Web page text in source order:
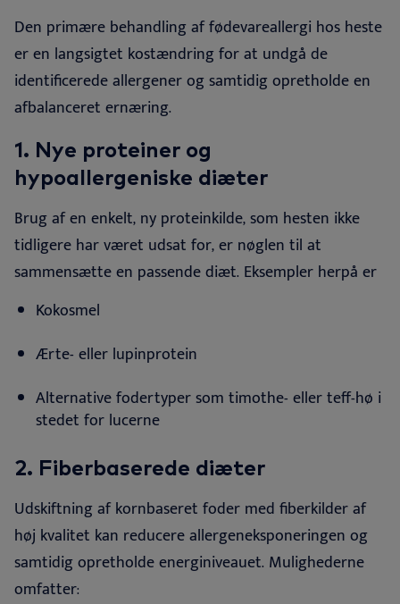
Den primære behandling af fødevareallergi hos heste
er en langsigtet kostændring for at undgå de
identificerede allergener og samtidig opretholde en
afbalanceret ernæring.
1. Nye proteiner og
hypoallergeniske diæter
Brug af en enkelt, ny proteinkilde, som hesten ikke
tidligere har været udsat for, er nøglen til at
sammensætte en passende diæt. Eksempler herpå er
Kokosmel
Ærte- eller lupinprotein
Alternative fodertyper som timothe- eller teff-hø i
stedet for lucerne
2. Fiberbaserede diæter
Udskiftning af kornbaseret foder med fiberkilder af
høj kvalitet kan reducere allergeneksponeringen og
samtidig opretholde energiniveauet. Mulighederne
omfatter: